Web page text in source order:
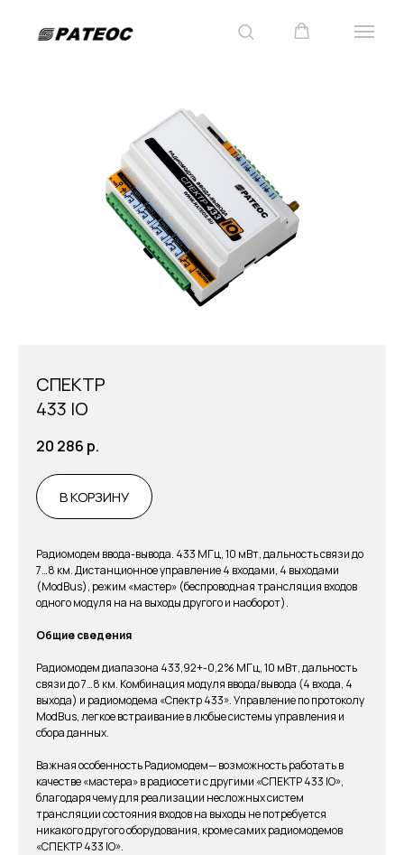
СПЕКТР
433 IO
20 286 р.
В КОРЗИНУ
Радиомодем ввода-вывода. 433 МГц, 10 мВт, дальность связи до
7…8 км. Дистанционное управление 4 входами, 4 выходами
(ModBus), режим «мастер» (беспроводная трансляция входов
одного модуля на на выходы другого и наоборот).
Общие сведения
Радиомодем диапазона 433,92+-0,2% МГц, 10 мВт, дальность
связи до 7…8 км. Комбинация модуля ввода/вывода (4 входа, 4
выхода) и радиомодема «Спектр 433». Управление по протоколу
ModBus, легкое встраивание в любые системы управления и
сбора данных.
Важная особенность Радиомодем— возможность работать в
качестве «мастера» в радиосети с другими «СПЕКТР 433 IO»,
благодаря чему для реализации несложных систем
трансляции состояния входов на выходы не потребуется
никакого другого оборудования, кроме самих радиомодемов
«СПЕКТР 433 IO».